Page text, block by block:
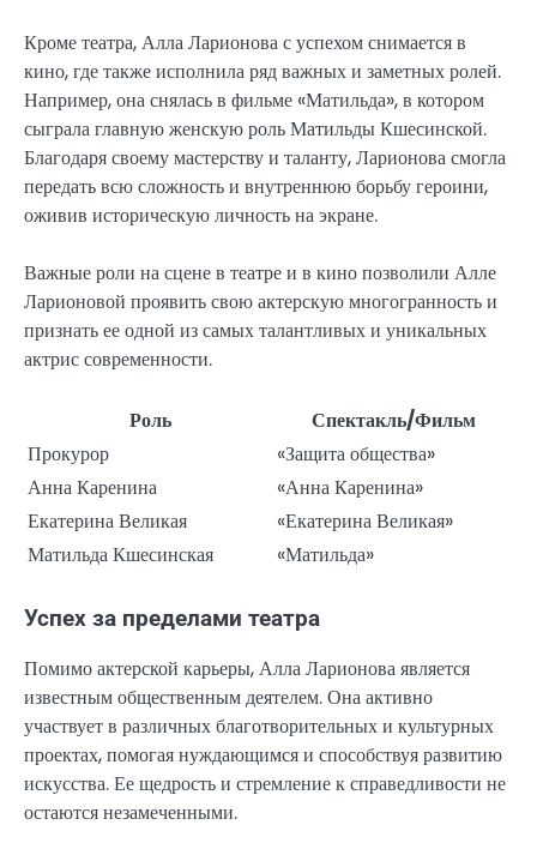
Кроме театра, Алла Ларионова с успехом снимается в
кино, где также исполнила ряд важных и заметных ролей.
Например, она снялась в фильме «Матильда», в котором
сыграла главную женскую роль Матильды Кшесинской.
Благодаря своему мастерству и таланту, Ларионова смогла
передать всю сложность и внутреннюю борьбу героини,
оживив историческую личность на экране.
Важные роли на сцене в театре и в кино позволили Алле
Ларионовой проявить свою актерскую многогранность и
признать ее одной из самых талантливых и уникальных
актрис современности.
Роль
Спектакль/Фильм
Прокурор
«Защита общества»
Анна Каренина
«Анна Каренина»
Екатерина Великая
«Екатерина Великая»
Матильда Кшесинская
«Матильда»
Успех за пределами театра
Помимо актерской карьеры, Алла Ларионова является
известным общественным деятелем. Она активно
участвует в различных благотворительных и культурных
проектах, помогая нуждающимся и способствуя развитию
искусства. Ее щедрость и стремление к справедливости не
остаются незамеченными.